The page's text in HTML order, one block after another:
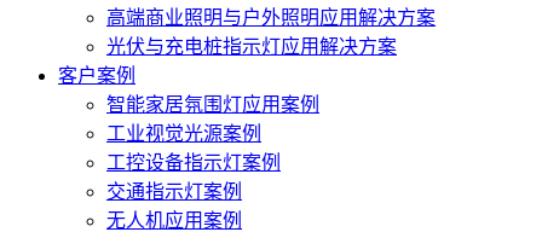
高端商业照明与户外照明应用解决方案
光伏与充电桩指示灯应用解决方案
客户案例
智能家居氛围灯应用案例
工业视觉光源案例
工控设备指示灯案例
交通指示灯案例
无人机应用案例